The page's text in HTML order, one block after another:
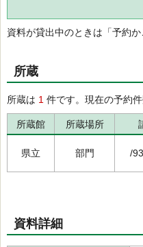
資料が貸出中のときは「予約
所蔵
所蔵は 1 件です。現在の予約
所蔵館 所蔵場所
県立 部門 /
資料詳細